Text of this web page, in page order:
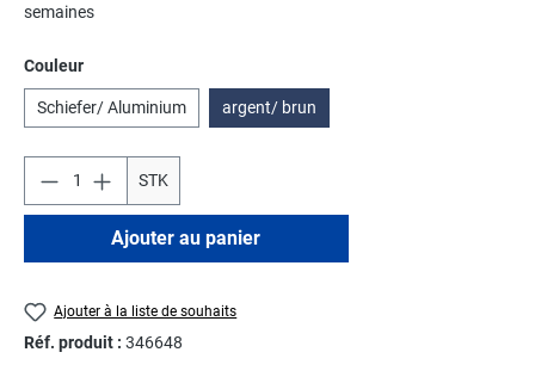
semaines
Sélectionnez
Couleur
Schiefer/ Aluminium argent/ brun
STK
Ajouter au panier
Ajouter à la liste de souhaits
Réf. produit : 346648